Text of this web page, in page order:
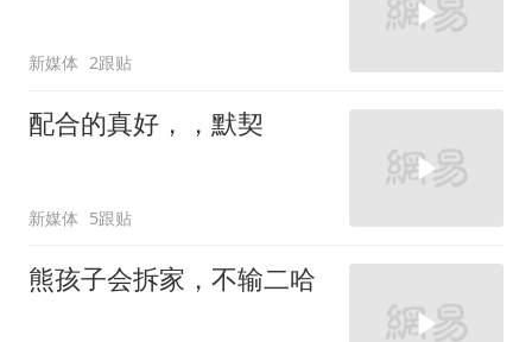
新媒体 2跟贴
配合的真好，，默契
新媒体 5跟贴
熊孩子会拆家，不输二哈